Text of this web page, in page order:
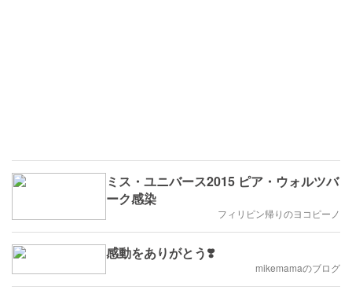
ミス・ユニバース2015 ピア・ウォルツバ
ーク感染
フィリピン帰りのヨコピーノ
感動をありがとう❣️
mikemamaのブログ